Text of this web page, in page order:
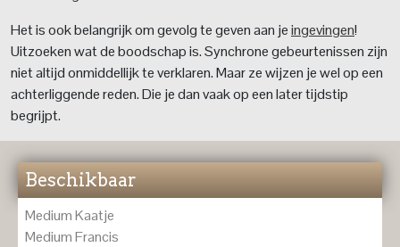
Het is ook belangrijk om gevolg te geven aan jeingevingen!
Uitzoeken wat de boodschap is. Synchrone gebeurtenissen zijn
niet altijd onmiddellijk te verklaren. Maar ze wijzen je wel op een
achterliggende reden. Die je dan vaak op een later tijdstip
begrijpt.
Beschikbaar
Medium Kaatje
Medium Francis